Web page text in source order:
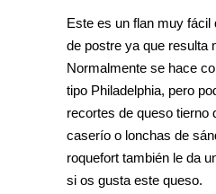
Este es un flan muy fácil
de postre ya que resulta
Normalmente se hace
tipo Philadelphia, pero
recortes de queso tierno
caserío o lonchas de
roquefort también le da
si os gusta este queso.